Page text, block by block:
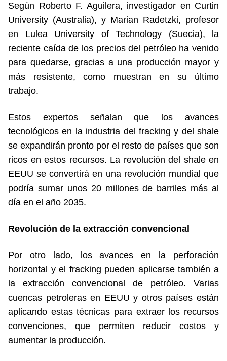
Según Roberto F. Aguilera, investigador en Curtin
University (Australia), y Marian Radetzki, profesor
en Lulea University of Technology (Suecia), la
reciente caída de los precios del petróleo ha venido
para quedarse, gracias a una producción mayor y
más resistente, como muestran en su último
trabajo.
Estos expertos señalan que los avances
tecnológicos en la industria del fracking y del shale
se expandirán pronto por el resto de países que son
ricos en estos recursos. La revolución del shale en
EEUU se convertirá en una revolución mundial que
podría sumar unos 20 millones de barriles más al
día en el año 2035.
Revolución de la extracción convencional
Por otro lado, los avances en la perforación
horizontal y el fracking pueden aplicarse también a
la extracción convencional de petróleo. Varias
cuencas petroleras en EEUU y otros países están
aplicando estas técnicas para extraer los recursos
convenciones, que permiten reducir costos y
aumentar la producción.